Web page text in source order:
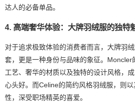
达人的必备单品。
4. 高端奢华体验：大牌羽绒服的独特
对于追求极致体验的消费者而言，大牌羽
套，更是一种身份与品味的象征。Moncler
工艺、奢华的材质以及独特的设计风格，
心头好。而Celine的简约风格羽绒服，则
性，深受职场精英的喜爱。